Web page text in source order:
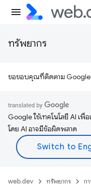
ทรัพยากร
ขอขอบคุณที่ติดตาม Google
Google ใช้เทคโนโลยี AI เ
โดย AI อาจมีข้อผิดพลาด
web.dev ทรัพยากร ก